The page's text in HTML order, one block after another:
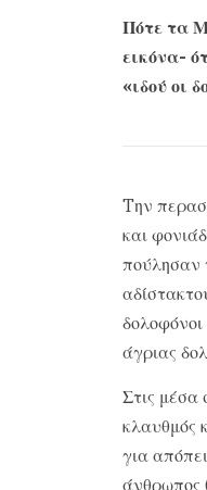
Πότε τα
εικόνα-
«ιδού οι
Tην
και
πούλησαν
άγριας
Στις μέσα
κλαυθμός
για
άνθρωπος